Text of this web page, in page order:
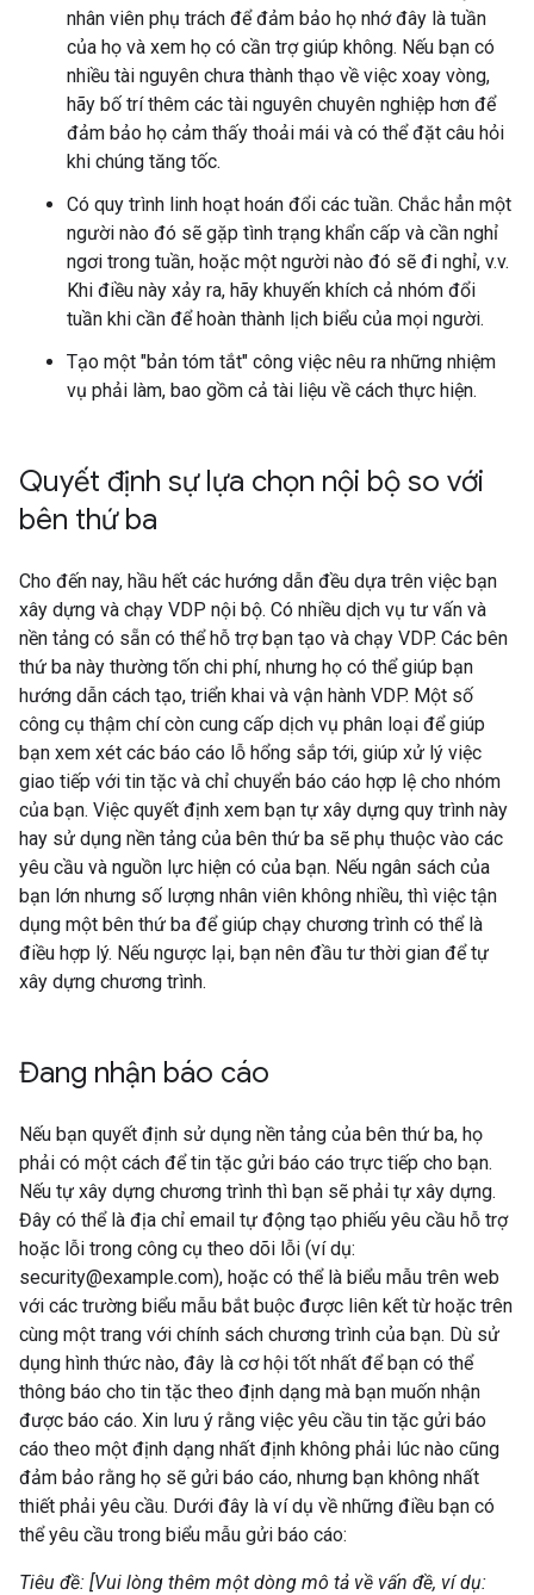
nhân viên phụ trách để đảm bảo họ nhớ đây là tuần
của họ và xem họ có cần trợ giúp không. Nếu bạn có
nhiều tài nguyên chưa thành thạo về việc xoay vòng,
hãy bố trí thêm các tài nguyên chuyên nghiệp hơn để
đảm bảo họ cảm thấy thoải mái và có thể đặt câu hỏi
khi chúng tăng tốc.
Có quy trình linh hoạt hoán đổi các tuần. Chắc hẳn một
người nào đó sẽ gặp tình trạng khẩn cấp và cần nghỉ
ngơi trong tuần, hoặc một người nào đó sẽ đi nghỉ, v.v.
Khi điều này xảy ra, hãy khuyến khích cả nhóm đổi
tuần khi cần để hoàn thành lịch biểu của mọi người.
Tạo một "bản tóm tắt" công việc nêu ra những nhiệm
vụ phải làm, bao gồm cả tài liệu về cách thực hiện.
Quyết định sự lựa chọn nội bộ so với
bên thứ ba
Cho đến nay, hầu hết các hướng dẫn đều dựa trên việc bạn
xây dựng và chạy VDP nội bộ. Có nhiều dịch vụ tư vấn và
nền tảng có sẵn có thể hỗ trợ bạn tạo và chạy VDP. Các bên
thứ ba này thường tốn chi phí, nhưng họ có thể giúp bạn
hướng dẫn cách tạo, triển khai và vận hành VDP. Một số
công cụ thậm chí còn cung cấp dịch vụ phân loại để giúp
bạn xem xét các báo cáo lỗ hổng sắp tới, giúp xử lý việc
giao tiếp với tin tặc và chỉ chuyển báo cáo hợp lệ cho nhóm
của bạn. Việc quyết định xem bạn tự xây dựng quy trình này
hay sử dụng nền tảng của bên thứ ba sẽ phụ thuộc vào các
yêu cầu và nguồn lực hiện có của bạn. Nếu ngân sách của
bạn lớn nhưng số lượng nhân viên không nhiều, thì việc tận
dụng một bên thứ ba để giúp chạy chương trình có thể là
điều hợp lý. Nếu ngược lại, bạn nên đầu tư thời gian để tự
xây dựng chương trình.
Đang nhận báo cáo
Nếu bạn quyết định sử dụng nền tảng của bên thứ ba, họ
phải có một cách để tin tặc gửi báo cáo trực tiếp cho bạn.
Nếu tự xây dựng chương trình thì bạn sẽ phải tự xây dựng.
Đây có thể là địa chỉ email tự động tạo phiếu yêu cầu hỗ trợ
hoặc lỗi trong công cụ theo dõi lỗi (ví dụ:
security@example.com), hoặc có thể là biểu mẫu trên web
với các trường biểu mẫu bắt buộc được liên kết từ hoặc trên
cùng một trang với chính sách chương trình của bạn. Dù sử
dụng hình thức nào, đây là cơ hội tốt nhất để bạn có thể
thông báo cho tin tặc theo định dạng mà bạn muốn nhận
được báo cáo. Xin lưu ý rằng việc yêu cầu tin tặc gửi báo
cáo theo một định dạng nhất định không phải lúc nào cũng
đảm bảo rằng họ sẽ gửi báo cáo, nhưng bạn không nhất
thiết phải yêu cầu. Dưới đây là ví dụ về những điều bạn có
thể yêu cầu trong biểu mẫu gửi báo cáo:
Tiêu đề: [Vui lòng thêm một dòng mô tả về vấn đề, ví dụ: